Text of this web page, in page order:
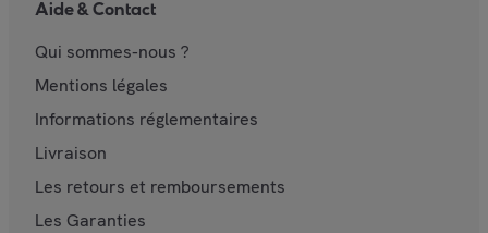
Aide & Contact
Qui sommes-nous ?
Mentions légales
Informations réglementaires
Livraison
Les retours et remboursements
Les Garanties